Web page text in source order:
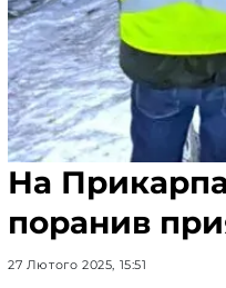
На
поранив
27 Лютого 2025, 15:51